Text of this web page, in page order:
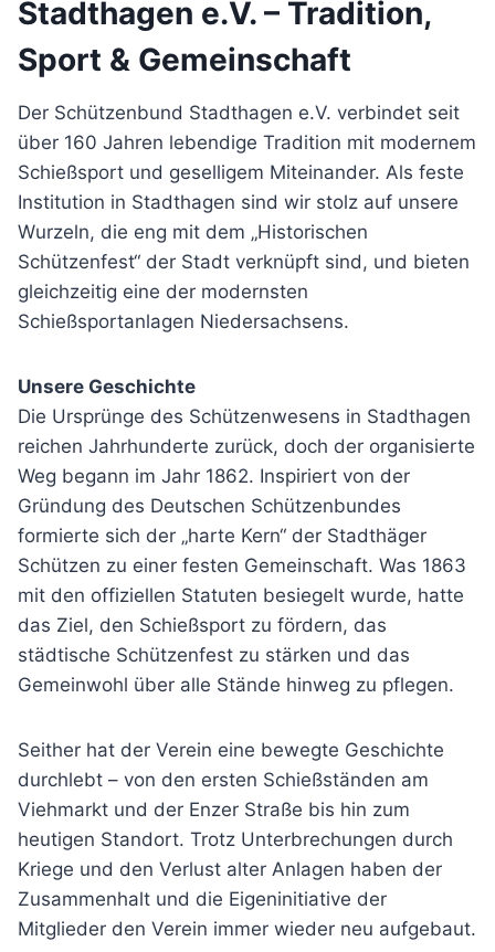
Stadthagen e.V. – Tradition,
Sport & Gemeinschaft
Der Schützenbund Stadthagen e.V. verbindet seit
über 160 Jahren lebendige Tradition mit modernem
Schießsport und geselligem Miteinander. Als feste
Institution in Stadthagen sind wir stolz auf unsere
Wurzeln, die eng mit dem „Historischen
Schützenfest“ der Stadt verknüpft sind, und bieten
gleichzeitig eine der modernsten
Schießsportanlagen Niedersachsens.
Unsere Geschichte
Die Ursprünge des Schützenwesens in Stadthagen
reichen Jahrhunderte zurück, doch der organisierte
Weg begann im Jahr 1862. Inspiriert von der
Gründung des Deutschen Schützenbundes
formierte sich der „harte Kern“ der Stadthäger
Schützen zu einer festen Gemeinschaft. Was 1863
mit den offiziellen Statuten besiegelt wurde, hatte
das Ziel, den Schießsport zu fördern, das
städtische Schützenfest zu stärken und das
Gemeinwohl über alle Stände hinweg zu pflegen.
Seither hat der Verein eine bewegte Geschichte
durchlebt – von den ersten Schießständen am
Viehmarkt und der Enzer Straße bis hin zum
heutigen Standort. Trotz Unterbrechungen durch
Kriege und den Verlust alter Anlagen haben der
Zusammenhalt und die Eigeninitiative der
Mitglieder den Verein immer wieder neu aufgebaut.